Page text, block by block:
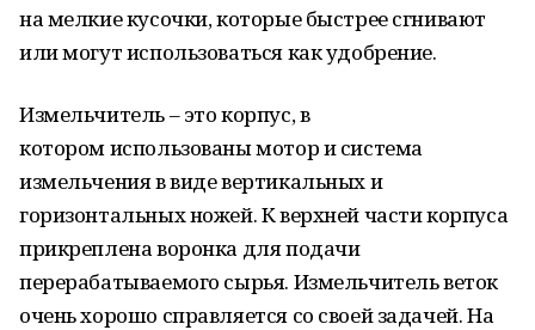
на мелкие кусочки, которые быстрее сгнивают
или могут использоваться как удобрение.
Измельчитель – это корпус, в
котором использованы мотор и система
измельчения в виде вертикальных и
горизонтальных ножей. К верхней части корпуса
прикреплена воронка для подачи
перерабатываемого сырья. Измельчитель веток
очень хорошо справляется со своей задачей. На